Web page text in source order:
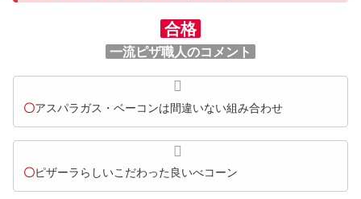
合格
一流ピザ職人のコメント
〇アスパラガス・ベーコンは間違いない組み合わせ
〇ピザーラらしいこだわった良いべコーン